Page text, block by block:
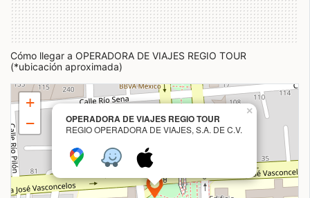
Cómo llegar a OPERADORA DE VIAJES REGIO TOUR
(*ubicación aproximada)
OPERADORA DE VIAJES REGIO TOUR
REGIO OPERADORA DE VIAJES, S.A. DE C.V.
×
+
−